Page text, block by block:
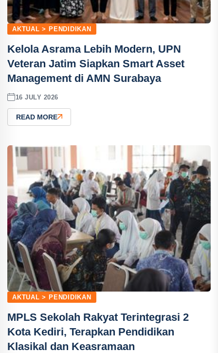
AKTUAL > PENDIDIKAN
Kelola Asrama Lebih Modern, UPN
Veteran Jatim Siapkan Smart Asset
Management di AMN Surabaya
16 JULY 2026
READ MORE
AKTUAL > PENDIDIKAN
MPLS Sekolah Rakyat Terintegrasi 2
Kota Kediri, Terapkan Pendidikan
Klasikal dan Keasramaan